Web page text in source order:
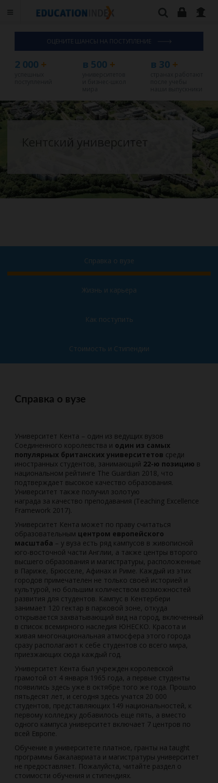
ОЦЕНИТЕ ШАНСЫ НА ПОСТУПЛЕНИЕ
2 000 + в 500 + в 30+
Кентский университет
Справка о вузе
Жизнь и карьера
Как поступить
Стоимость и Стипендии
Справка о вузе
Университет Кента – один из ведущих вузов
Соединенного королевства и один из самых
популярных британских университетов среди
иностранных студентов, занимающий 22-ю позицию в
национальном рейтинге The Guardian 2018, что
подтверждает высокое качество образования.
Университет также получил золотую
награда за качество преподавания (Teaching Excellence
Framework 2017).
Университет Кента может по праву считаться
образовательным центром европейского
масштаба – у вуза есть ряд кампусов в живописной
юго-восточной части Англии, а также центры второго
высшего образования и магистратуры, расположенные
в Париже, Брюсселе, Афинах и Риме. Каждый из этих
городов примечателен не только своей историей и
культурой, но большим количеством возможностей
развития для студентов. Кампус в Кентербери
занимает 120 гектар в парковой зоне, откуда
открывается захватывающий вид на город, включенный
в список всемирного наследия ЮНЕСКО. Красота и
живая многонациональная атмосфера этого города
сразу располагают к себе студентов со всего мира,
приезжающих сюда каждый год.
Университет Кента был учрежден королевской
грамотой от 4 января 1965 года, а первые студенты
появились здесь уже в октябре того же года. Прошло
пятьдесят лет, и сегодня здесь учатся 20 000
студентов, представляющих 149 национальностей, к
первому колледжу добавилось еще пять, а вместо
одного кампуса университет включает 7 центров по
всей Европе.
Обучение в университете платное, гранты на taught
программы бакалавриата и магистратуры университет
не предоставляет. Пожалуйста, читайте раздел о
стоимости обучения и стипендиях.